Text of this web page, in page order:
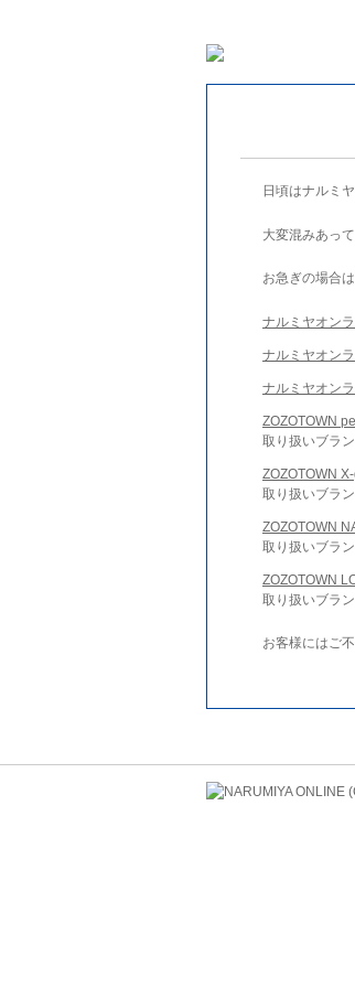
日頃はナルミ
大変混みあっ
お急ぎの場合
ナルミヤオン
ナルミヤオン
ナルミヤオン
ZOZOTOWN
取り扱いブラ
ZOZOTOWN
取り扱いブラ
ZOZOTOWN
取り扱いブラ
ZOZOTOWN
取り扱いブラ
お客様にはご